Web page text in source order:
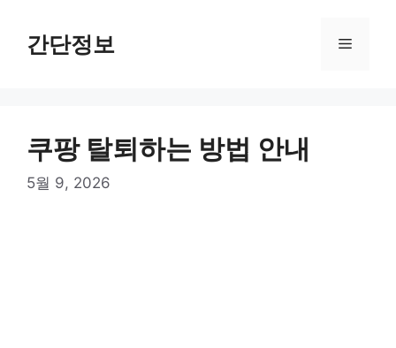
간단정보 메
쿠팡 탈퇴하는 방법 안내
5월 9, 2026